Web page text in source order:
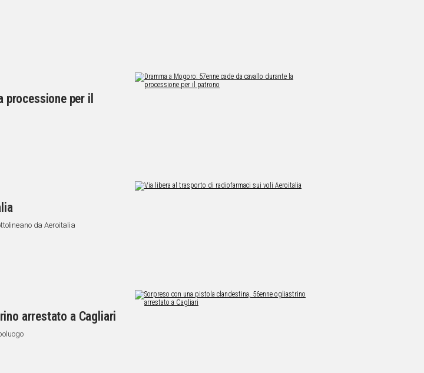
processione per il
da Aeroitalia
arrestato a Cagliari